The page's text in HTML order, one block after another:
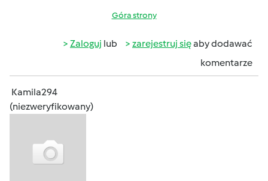
Góra strony
Zaloguj lub zarejestruj sięaby dodawać
komentarze
Kamila294
(niezweryfikowany)